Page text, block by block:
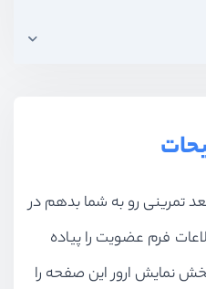
تمرینی رو به شما بدهم در
فرم عضویت را پیاده
نمایش ارور این صفحه را